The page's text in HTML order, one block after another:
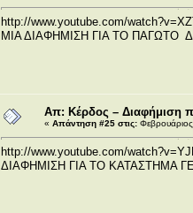
http://www.youtube.com/
ΜΙΑ ΔΙΑΦΗΜΙΣΗ ΓΙΑ ΤΟ ΠΑΓΩΤΟ
Απ: Κέρδος – Διαφήμιση
« Απάντηση #25 στις:
http://www.youtube.com/
ΔΙΑΦΗΜΙΣΗ ΓΙΑ ΤΟ ΚΑΤΑΣΤΗΜΑ